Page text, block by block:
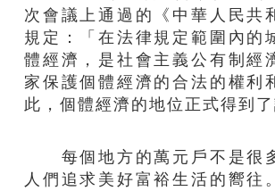
次會議上通過的《中華人民共
規定：「在法律規定範圍內的
體經濟，是社會主義公有制經
家保護個體經濟的合法的權利
此，個體經濟的地位正式得到了
每個地方的萬元戶不是很
人們追求美好富裕生活的嚮往